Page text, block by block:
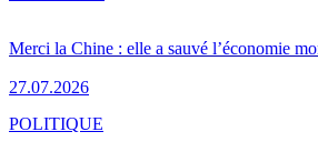
Merci la Chine : elle a sauvé l’économie
27.07.2026
POLITIQUE